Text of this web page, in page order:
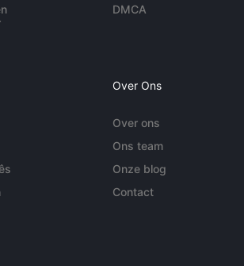
DMCA
Over Ons
Over ons
Ons team
Onze blog
Contact